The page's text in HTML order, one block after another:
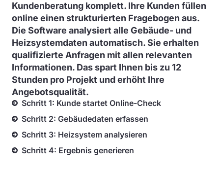
Kundenberatung komplett. Ihre Kunden füllen
online einen strukturierten Fragebogen aus.
Die Software analysiert alle Gebäude- und
Heizsystemdaten automatisch. Sie erhalten
qualifizierte Anfragen mit allen relevanten
Informationen. Das spart Ihnen bis zu 12
Stunden pro Projekt und erhöht Ihre
Angebotsqualität.
Schritt 1: Kunde startet Online-Check
Schritt 2: Gebäudedaten erfassen
Schritt 3: Heizsystem analysieren
Schritt 4: Ergebnis generieren